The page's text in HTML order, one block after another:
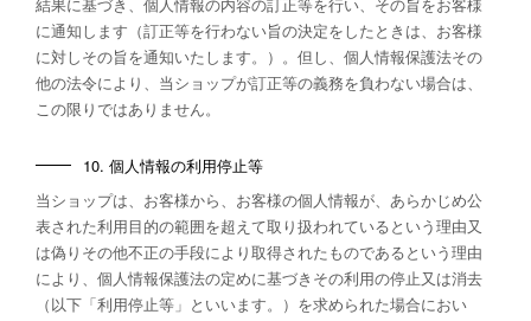
結果に基づき、個人情報の内容の訂正等を行い、その旨をお客様
に通知します（訂正等を行わない旨の決定をしたときは、お客様
に対しその旨を通知いたします。）。但し、個人情報保護法その
他の法令により、当ショップが訂正等の義務を負わない場合は、
この限りではありません。
10. 個人情報の利用停止等
当ショップは、お客様から、お客様の個人情報が、あらかじめ公
表された利用目的の範囲を超えて取り扱われているという理由又
は偽りその他不正の手段により取得されたものであるという理由
により、個人情報保護法の定めに基づきその利用の停止又は消去
（以下「利用停止等」といいます。）を求められた場合におい